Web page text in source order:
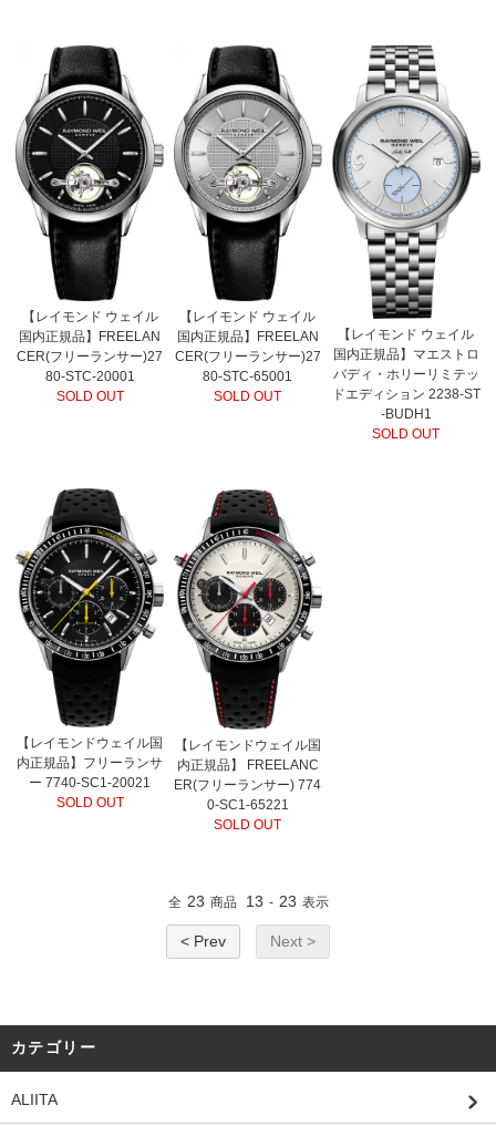
【レイモンド ウェイル
国内正規品】FREELAN
CER(フリーランサー)27
80-STC-20001
SOLD OUT
【レイモンド ウェイル
国内正規品】FREELAN
CER(フリーランサー)27
80-STC-65001
SOLD OUT
【レイモンド ウェイル
国内正規品】マエストロ
バディ・ホリーリミテッ
ドエディション 2238-ST
-BUDH1
SOLD OUT
【レイモンドウェイル国
内正規品】フリーランサ
ー 7740-SC1-20021
SOLD OUT
【レイモンドウェイル国
内正規品】 FREELANC
ER(フリーランサー) 774
0-SC1-65221
SOLD OUT
全 23 商品 13 - 23 表示
< Prev Next >
カテゴリー
ALIITA